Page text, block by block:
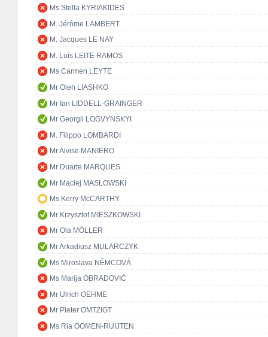
Ms Stella KYRIAKIDES
M. Jérôme LAMBERT
M. Jacques LE NAY
M. Luís LEITE RAMOS
Ms Carmen LEYTE
Mr Oleh LIASHKO
Mr Ian LIDDELL-GRAINGER
Mr Georgii LOGVYNSKYI
M. Filippo LOMBARDI
Mr Alvise MANIERO
Mr Duarte MARQUES
Mr Maciej MASŁOWSKI
Ms Kerry McCARTHY
Mr Krzysztof MIESZKOWSKI
Mr Ola MÖLLER
Mr Arkadiusz MULARCZYK
Ms Miroslava NĚMCOVÁ
Ms Marija OBRADOVIĆ
Mr Ulrich OEHME
Mr Pieter OMTZIGT
Ms Ria OOMEN-RUIJTEN